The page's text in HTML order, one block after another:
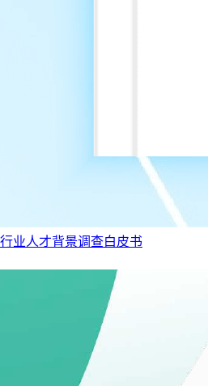
行业人才背景调查白皮书